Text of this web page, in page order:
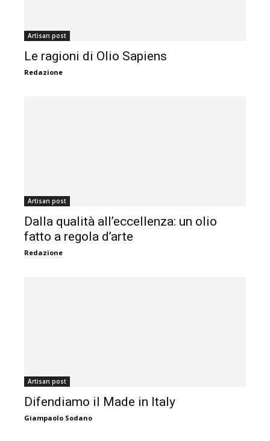
Artisan post
Le ragioni di Olio Sapiens
Redazione
Artisan post
Dalla qualità all’eccellenza: un olio
fatto a regola d’arte
Redazione
Artisan post
Difendiamo il Made in Italy
Giampaolo Sodano